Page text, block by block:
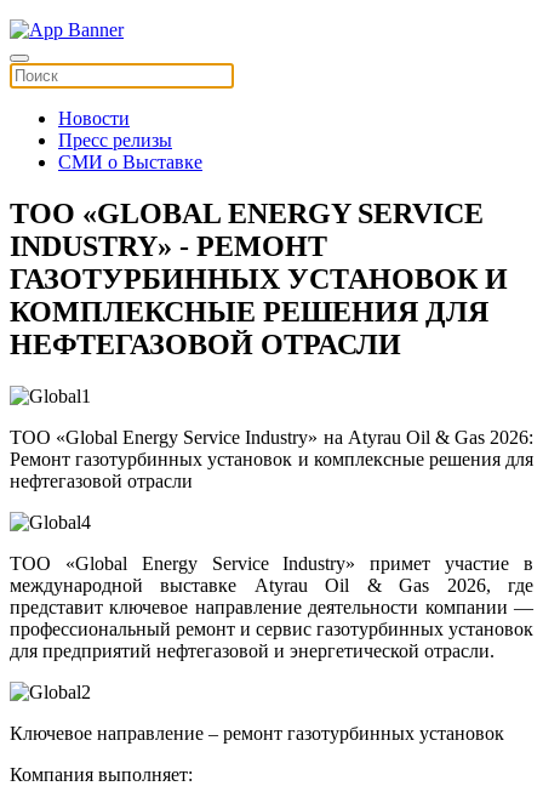
Новости
Пресс релизы
СМИ о Выставке
ТОО «GLOBAL ENERGY SERVICE
INDUSTRY» - РЕМОНТ
ГАЗОТУРБИННЫХ УСТАНОВОК И
КОМПЛЕКСНЫЕ РЕШЕНИЯ ДЛЯ
НЕФТЕГАЗОВОЙ ОТРАСЛИ
ТОО «Global Energy Service Industry» на Atyrau Oil & Gas 2026:
Ремонт газотурбинных установок и комплексные решения для
нефтегазовой отрасли
ТОО «Global Energy Service Industry» примет участие в
международной выставке Atyrau Oil & Gas 2026, где
представит ключевое направление деятельности компании —
профессиональный ремонт и сервис газотурбинных установок
для предприятий нефтегазовой и энергетической отрасли.
Ключевое направление – ремонт газотурбинных установок
Компания выполняет: